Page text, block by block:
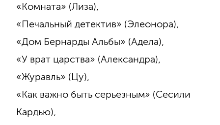
«Комната» (Лиза),
«Печальный детектив» (Элеонора),
«Дом Бернарды Альбы» (Адела),
«У врат царства» (Александра),
«Журавль» (Цу),
«Как важно быть серьезным» (Сесили
Кардью),